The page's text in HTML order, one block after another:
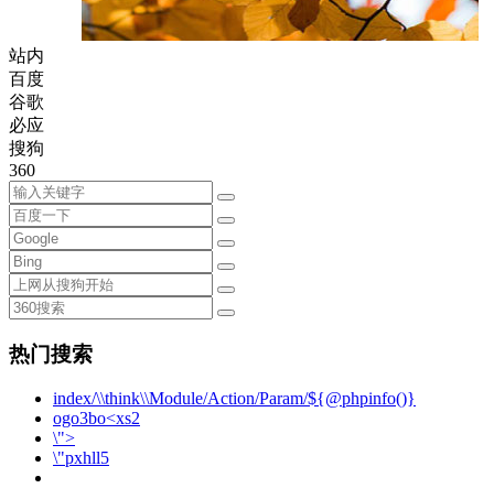
站内
百度
谷歌
必应
搜狗
360
热门搜索
index/\\think\\Module/Action/Param/${@phpinfo()}
ogo3bo<xs2
\">
\"pxhll5